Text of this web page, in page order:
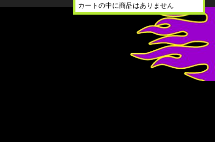
カートの中に商品はありません